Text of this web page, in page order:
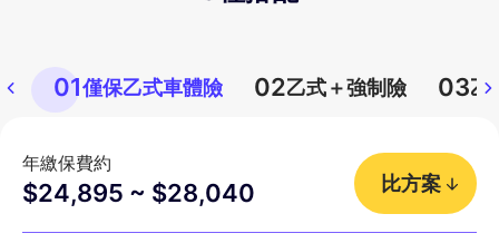
01僅保乙式車體險 02乙式＋強制險 03乙
年繳保費約
$24,895 ~ $28,040 比方案